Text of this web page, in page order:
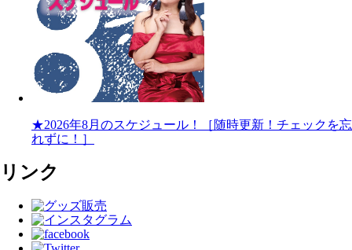
★2026年8月のスケジュール！［随時更新！チェックを忘
れずに！］
リンク